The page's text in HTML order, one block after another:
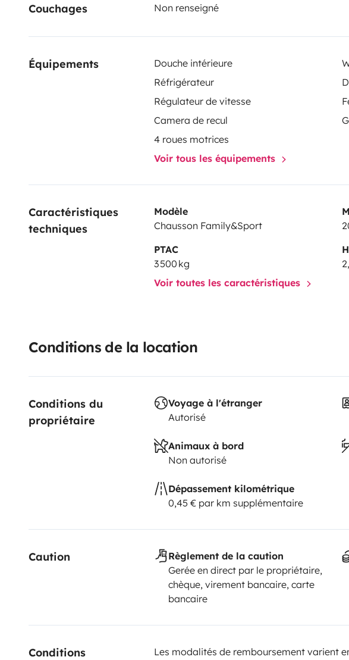
Couchages Non renseigné
Équipements Douche intérieure
Réfrigérateur
Régulateur de vitesse
Camera de recul
4 roues motrices
Voir tous les équipements
Caractéristiques
techniques
Modèle
Chausson Family&Sport
PTAC
3 500 kg
Voir toutes les caractéristiques
Conditions de la location
Conditions du
propriétaire
Voyage à l'étranger
Autorisé
Animaux à bord
Non autorisé
Dépassement kilométrique
0,45 € par km supplémentaire
Caution
Règlement de la caution
Gerée en direct par le propriétaire,
chèque, virement bancaire, carte
bancaire
Conditions
Les modalités de remboursement varient